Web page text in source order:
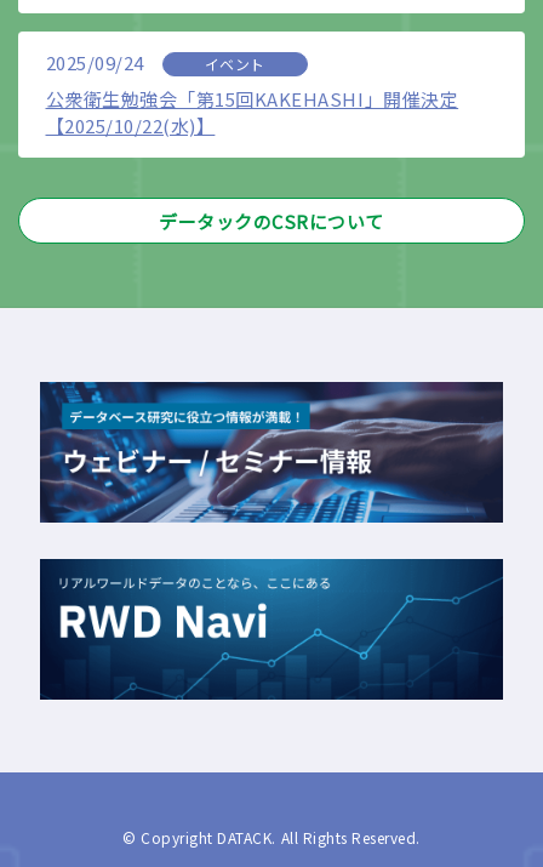
2025/09/24 イベント
公衆衛生勉強会「第15回KAKEHASHI」開催決定
【2025/10/22(水)】
データックのCSRについて
© Copyright DATACK. All Rights Reserved.